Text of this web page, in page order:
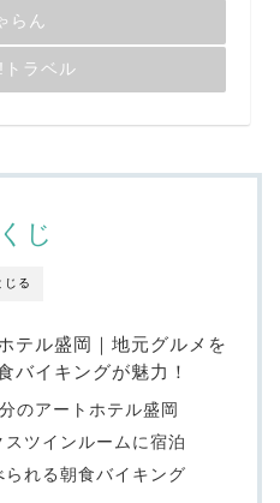
らん
ラベル
じる
じ
テル盛岡｜地元グルメを
バイキングが魅力！
のアートホテル盛岡
スツインルームに宿泊
れる朝食バイキング